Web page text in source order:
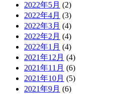
2022年5月 (2)
2022年4月 (3)
2022年3月 (4)
2022年2月 (4)
2022年1月 (4)
2021年12月 (4)
2021年11月 (6)
2021年10月 (5)
2021年9月 (6)